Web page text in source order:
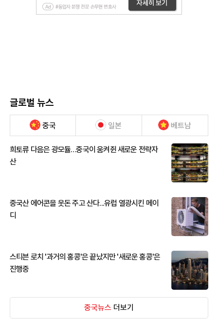
글로벌 뉴스
중국 일본 베트남
희토류 다음은 광모듈…중국이 움켜쥔 새로운 전략자
산
중국산 에어콘을 웃돈 주고 산다...유럽 열광시킨 메이
디
스티븐 로치 '과거의 홍콩'은 끝났지만 '새로운 홍콩'은
진행중
중국뉴스 더보기